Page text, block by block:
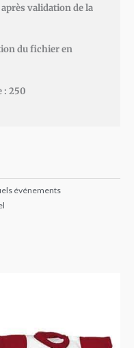
validation de la
du fichier en
: 250
événements